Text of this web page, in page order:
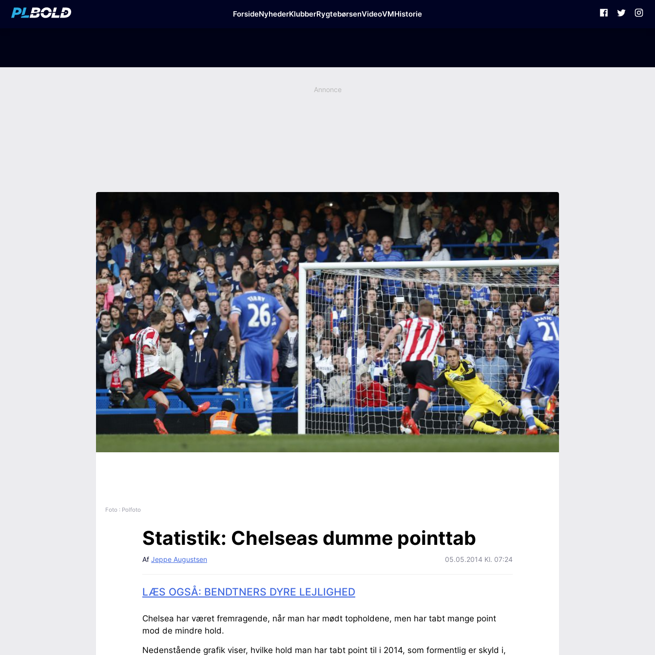
ForsideNyhederKlubberRygtebørsenVideoVMHistorie
Annonce
Foto : Polfoto
Statistik: Chelseas dumme pointtab
Af Jeppe Augustsen 05.05.2014 Kl. 07:24
LÆS OGSÅ: BENDTNERS DYRE LEJLIGHED
Chelsea har været fremragende, når man har mødt topholdene, men har tabt mange point
mod de mindre hold.
Nedenstående grafik viser, hvilke hold man har tabt point til i 2014, som formentlig er skyld i,